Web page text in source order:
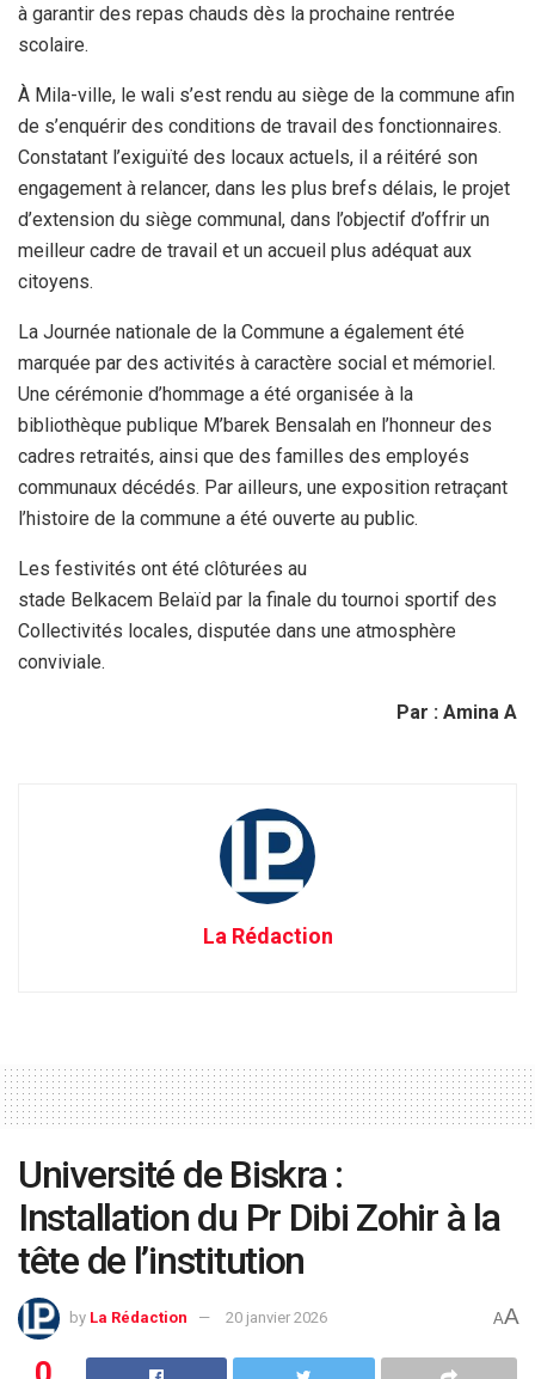
à garantir des repas chauds dès la prochaine rentrée
scolaire.
À Mila-ville, le wali s’est rendu au siège de la commune afin
de s’enquérir des conditions de travail des fonctionnaires.
Constatant l’exiguïté des locaux actuels, il a réitéré son
engagement à relancer, dans les plus brefs délais, le projet
d’extension du siège communal, dans l’objectif d’offrir un
meilleur cadre de travail et un accueil plus adéquat aux
citoyens.
La Journée nationale de la Commune a également été
marquée par des activités à caractère social et mémoriel.
Une cérémonie d’hommage a été organisée à la
bibliothèque publique M’barek Bensalah en l’honneur des
cadres retraités, ainsi que des familles des employés
communaux décédés. Par ailleurs, une exposition retraçant
l’histoire de la commune a été ouverte au public.
Les festivités ont été clôturées au
stade Belkacem Belaïd par la finale du tournoi sportif des
Collectivités locales, disputée dans une atmosphère
conviviale.
Par : Amina A
La Rédaction
Université de Biskra :
Installation du Pr Dibi Zohir à la
tête de l’institution
by La Rédaction 20 janvier 2026 AA